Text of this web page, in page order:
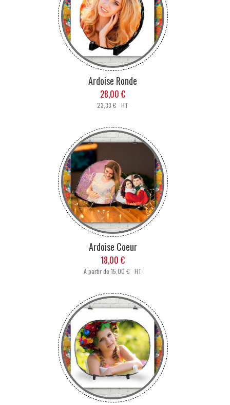
Ardoise Ronde
28,00 €
23,33 € HT
Ardoise Coeur
18,00 €
A partir de15,00 € HT